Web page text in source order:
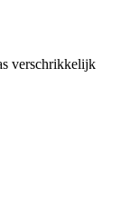
verschrikkelijk